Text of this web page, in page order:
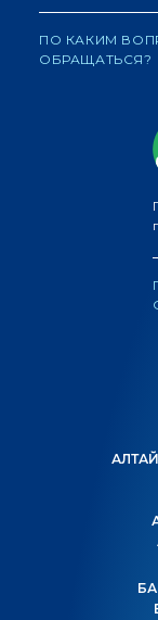
ПО КАКИМ
ОБРАЩАТЬСЯ?